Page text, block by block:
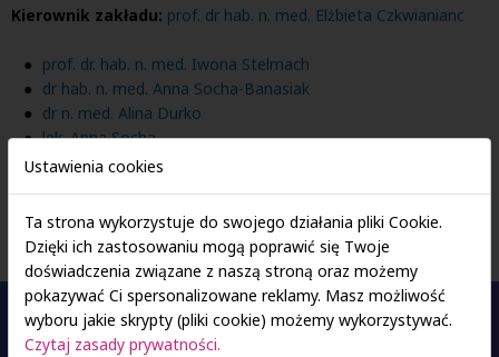
Kierownik zakładu: prof. dr hab. n. med. Elżbieta Czkwianianc
prof. dr. hab. n. med. Iwona Stelmach
dr hab. n. med. Anna Socha-Banasiak
dr n. med. Alina Durko
lek. Anna Socha
Ustawienia cookies
Ta strona wykorzystuje do swojego działania pliki Cookie.
Dzięki ich zastosowaniu mogą poprawić się Twoje
doświadczenia związane z naszą stroną oraz możemy
pokazywać Ci spersonalizowane reklamy. Masz możliwość
wyboru jakie skrypty (pliki cookie) możemy wykorzystywać.
Czytaj zasady prywatności.